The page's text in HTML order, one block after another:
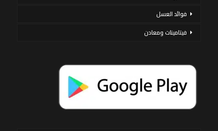
فوائد العسل
فيتامينات ومعادن